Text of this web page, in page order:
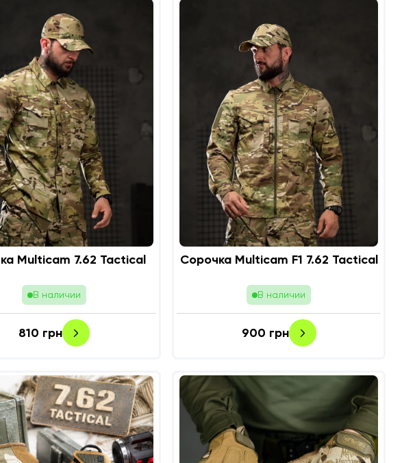
Сорочка Multicam 7.62 Tactical
В наличии
810 грн
Сорочка Multicam F1 7.62 Tactical
В наличии
900 грн